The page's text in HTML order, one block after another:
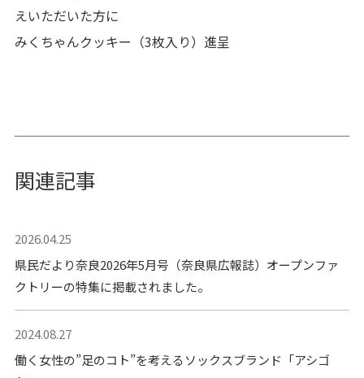
えいただいた方に
みくちゃんクッキー（3枚入り）進呈
関連記事
2026.04.25
県民だより奈良2026年5月号（奈良県広報誌）オープンファ
クトリーの特集に掲載されました。
2024.08.27
働く女性の”足のコト”を考えるソックスブランド「アシゴ